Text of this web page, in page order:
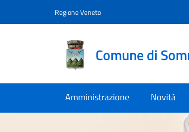
Regione Veneto
Comune di
Amministrazione Novità